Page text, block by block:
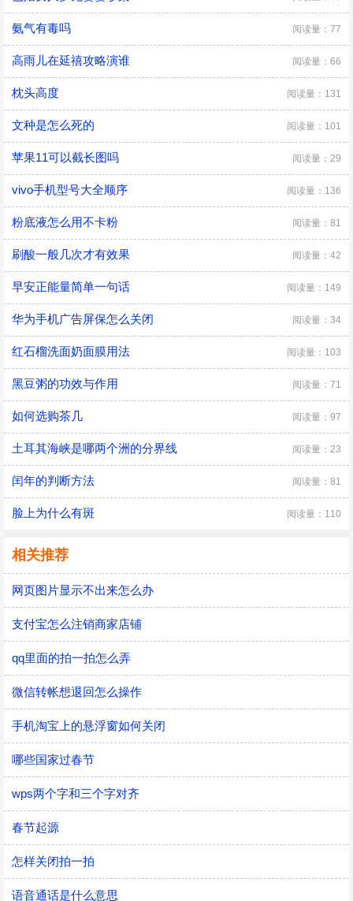
氨气有毒吗 阅读量：77
高雨儿在延禧攻略演谁 阅读量：66
枕头高度 阅读量：131
文种是怎么死的 阅读量：101
苹果11可以截长图吗 阅读量：29
vivo手机型号大全顺序 阅读量：136
粉底液怎么用不卡粉 阅读量：81
刷酸一般几次才有效果 阅读量：42
早安正能量简单一句话 阅读量：149
华为手机广告屏保怎么关闭 阅读量：34
红石榴洗面奶面膜用法 阅读量：103
黑豆粥的功效与作用 阅读量：71
如何选购茶几 阅读量：97
土耳其海峡是哪两个洲的分界线 阅读量：23
闰年的判断方法 阅读量：81
脸上为什么有斑 阅读量：110
相关推荐
网页图片显示不出来怎么办
支付宝怎么注销商家店铺
qq里面的拍一拍怎么弄
微信转帐想退回怎么操作
手机淘宝上的悬浮窗如何关闭
哪些国家过春节
wps两个字和三个字对齐
春节起源
怎样关闭拍一拍
语音通话是什么意思